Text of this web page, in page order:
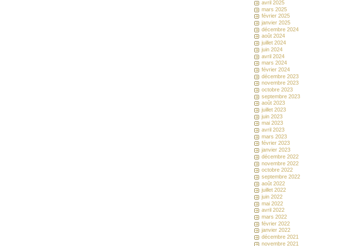
avril 2025
mars 2025
février 2025
janvier 2025
décembre 2024
août 2024
juillet 2024
juin 2024
avril 2024
mars 2024
février 2024
décembre 2023
novembre 2023
octobre 2023
septembre 2023
août 2023
juillet 2023
juin 2023
mai 2023
avril 2023
mars 2023
février 2023
janvier 2023
décembre 2022
novembre 2022
octobre 2022
septembre 2022
août 2022
juillet 2022
juin 2022
mai 2022
avril 2022
mars 2022
février 2022
janvier 2022
décembre 2021
novembre 2021